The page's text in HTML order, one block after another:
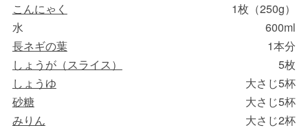
こんにゃく
1枚（250g）
水
600ml
長ネギの葉
1本分
しょうが（スライス）
5枚
しょうゆ
大さじ5杯
砂糖
大さじ5杯
みりん
大さじ2杯